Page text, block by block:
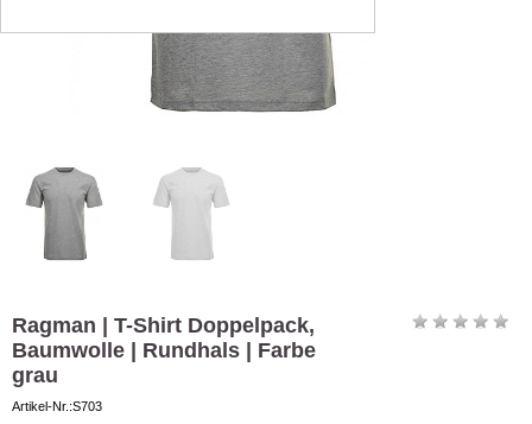
Ragman | T-Shirt Doppelpack,
Baumwolle | Rundhals | Farbe
grau
Artikel-Nr.:S703